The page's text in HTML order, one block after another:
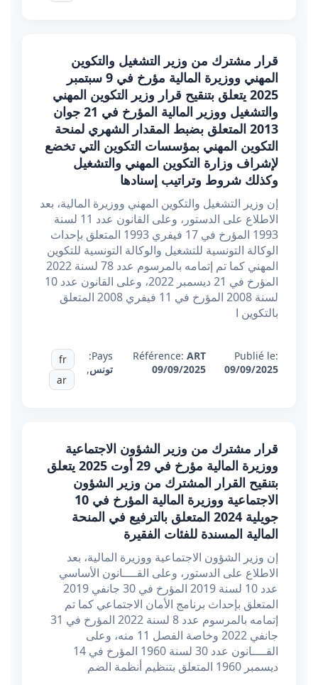
قرار مشترك من وزير التشغيل والتكوين
المهني ووزيرة المالية مؤرخ في 9 سبتمبر
2025 يتعلق بتنقيح قرار وزير التكوين المهني
والتشغيل ووزير المالية المؤرخ في 21 جوان
2013 المتعلق بضبط المقدار الشهري لمنحة
التكوين المهني بمؤسسات التكوين التي تخضع
لإشراف وزارة التكوين المهني والتشغيل
وكذلك شروط وتراتيب إسنادها
إن وزير التشغيل والتكوين المهني ووزيرة المالية، بعد
الاطلاع على الدستور، وعلى القانون عدد 11 لسنة
1993 المؤرخ في 17 فيفري 1993 المتعلق بإحداث
الوكالة التونسية للتشغيل والوكالة التونسية للتكوين
المهني كما تم إتمامه بالمرسوم عدد 78 لسنة 2022
المؤرخ في 21 ديسمبر 2022، وعلى القانون عدد 10
لسنة 2008 المؤرخ في 11 فيفري 2008 المتعلق
بالتكوين ا
Publié le:
09/09/2025
Référence:ART
09/09/2025
Pays:
تونس,
fr
ar
قرار مشترك من وزير الشؤون الاجتماعية
ووزيرة المالية مؤرخ في 29 أوت 2025 يتعلق
بتنقيح القرار المشترك من وزير الشؤون
الاجتماعية ووزيرة المالية المؤرخ في 10
جويلية 2024 المتعلق بالترفيع في المنحة
المالية المسندة للفئات الفقيرة
إن وزير الشؤون الاجتماعية ووزيرة المالية، بعد
الاطلاع على الدستور، وعلى القــــانون الأساسي
عدد 10 لسنة 2019 المؤرخ في 30 جانفي 2019
المتعلق بإحداث برنامج الأمان الاجتماعي كما تم
إتمامه بالمرسوم عدد 8 لسنة 2022 المؤرخ في 31
جانفي 2022 وخاصة الفصل 11 منه، وعلى
القــــانون عدد 30 لسنة 1960 المؤرخ في 14
ديسمبر 1960 المتعلق بتنظيم أنظمة الضم